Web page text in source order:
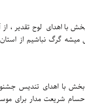
با اهدای لوح تقدیر ،
گرگ نباشیم از استان
با اهدای تندیس
حسام شریعت مدار برای